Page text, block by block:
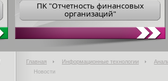
ПK "Отчетность финансовых
организаций"
Главная Информационные технологии
Новости